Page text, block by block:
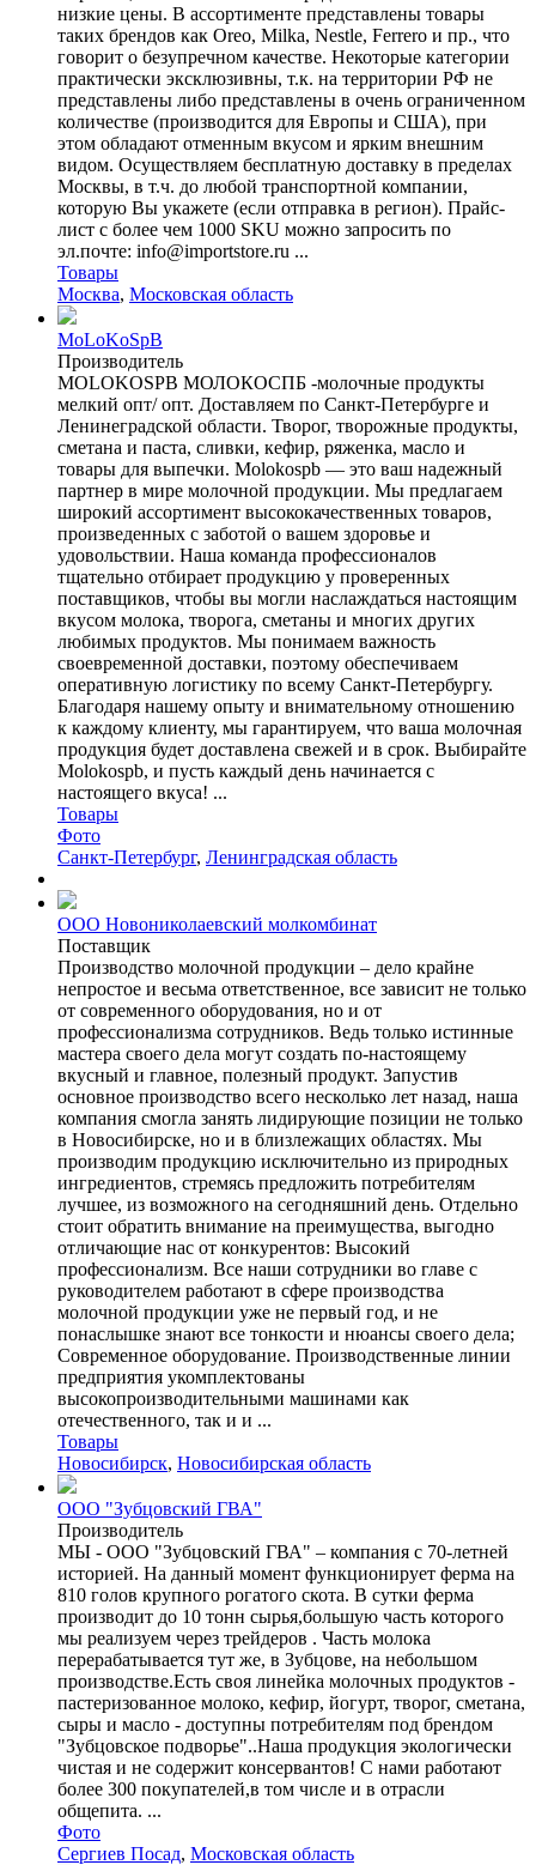
низкие цены. В ассортименте представлены товары
таких брендов как Oreo, Milka, Nestle, Ferrero и пр., что
говорит о безупречном качестве. Некоторые категории
практически эксклюзивны, т.к. на территории РФ не
представлены либо представлены в очень ограниченном
количестве (производится для Европы и США), при
этом обладают отменным вкусом и ярким внешним
видом. Осуществляем бесплатную доставку в пределах
Москвы, в т.ч. до любой транспортной компании,
которую Вы укажете (если отправка в регион). Прайс-
лист с более чем 1000 SKU можно запросить по
эл.почте: info@importstore.ru ...
Товары
Москва, Московская область
MoLoKoSpB
Производитель
MOLOKOSPB МОЛОКОСПБ -молочные продукты
мелкий опт/ опт. Доставляем по Санкт-Петербурге и
Ленинеградской области. Творог, творожные продукты,
сметана и паста, сливки, кефир, ряженка, масло и
товары для выпечки. Molokospb — это ваш надежный
партнер в мире молочной продукции. Мы предлагаем
широкий ассортимент высококачественных товаров,
произведенных с заботой о вашем здоровье и
удовольствии. Наша команда профессионалов
тщательно отбирает продукцию у проверенных
поставщиков, чтобы вы могли наслаждаться настоящим
вкусом молока, творога, сметаны и многих других
любимых продуктов. Мы понимаем важность
своевременной доставки, поэтому обеспечиваем
оперативную логистику по всему Санкт-Петербургу.
Благодаря нашему опыту и внимательному отношению
к каждому клиенту, мы гарантируем, что ваша молочная
продукция будет доставлена свежей и в срок. Выбирайте
Molokospb, и пусть каждый день начинается с
настоящего вкуса! ...
Товары
Фото
Санкт-Петербург, Ленинградская область
ООО Новониколаевский молкомбинат
Поставщик
Производство молочной продукции – дело крайне
непростое и весьма ответственное, все зависит не только
от современного оборудования, но и от
профессионализма сотрудников. Ведь только истинные
мастера своего дела могут создать по-настоящему
вкусный и главное, полезный продукт. Запустив
основное производство всего несколько лет назад, наша
компания смогла занять лидирующие позиции не только
в Новосибирске, но и в близлежащих областях. Мы
производим продукцию исключительно из природных
ингредиентов, стремясь предложить потребителям
лучшее, из возможного на сегодняшний день. Отдельно
стоит обратить внимание на преимущества, выгодно
отличающие нас от конкурентов: Высокий
профессионализм. Все наши сотрудники во главе с
руководителем работают в сфере производства
молочной продукции уже не первый год, и не
понаслышке знают все тонкости и нюансы своего дела;
Современное оборудование. Производственные линии
предприятия укомплектованы
высокопроизводительными машинами как
отечественного, так и и ...
Товары
Новосибирск, Новосибирская область
ООО "Зубцовский ГВА"
Производитель
МЫ - ООО "Зубцовский ГВА" – компания с 70-летней
историей. На данный момент функционирует ферма на
810 голов крупного рогатого скота. В сутки ферма
производит до 10 тонн сырья,большую часть которого
мы реализуем через трейдеров . Часть молока
перерабатывается тут же, в Зубцове, на небольшом
производстве.Есть своя линейка молочных продуктов -
пастеризованное молоко, кефир, йогурт, творог, сметана,
сыры и масло - доступны потребителям под брендом
"Зубцовское подворье"..Наша продукция экологически
чистая и не содержит консервантов! С нами работают
более 300 покупателей,в том числе и в отрасли
общепита. ...
Фото
Сергиев Посад, Московская область